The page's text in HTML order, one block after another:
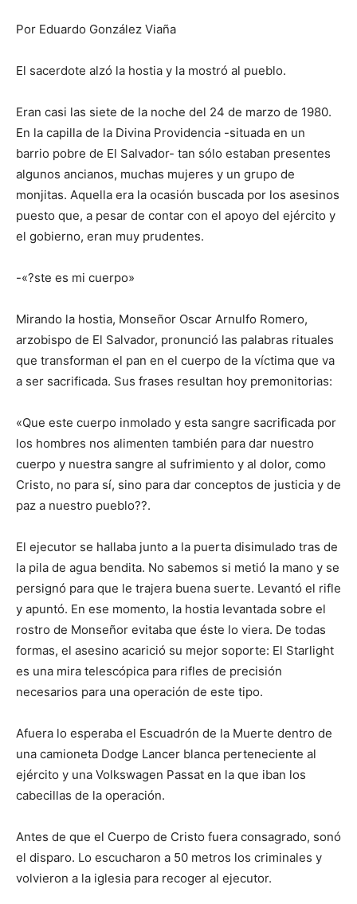
Por Eduardo González Viaña
El sacerdote alzó la hostia y la mostró al pueblo.
Eran casi las siete de la noche del 24 de marzo de 1980.
En la capilla de la Divina Providencia -situada en un
barrio pobre de El Salvador- tan sólo estaban presentes
algunos ancianos, muchas mujeres y un grupo de
monjitas. Aquella era la ocasión buscada por los asesinos
puesto que, a pesar de contar con el apoyo del ejército y
el gobierno, eran muy prudentes.
-«?ste es mi cuerpo»
Mirando la hostia, Monseñor Oscar Arnulfo Romero,
arzobispo de El Salvador, pronunció las palabras rituales
que transforman el pan en el cuerpo de la víctima que va
a ser sacrificada. Sus frases resultan hoy premonitorias:
«Que este cuerpo inmolado y esta sangre sacrificada por
los hombres nos alimenten también para dar nuestro
cuerpo y nuestra sangre al sufrimiento y al dolor, como
Cristo, no para sí, sino para dar conceptos de justicia y de
paz a nuestro pueblo??.
El ejecutor se hallaba junto a la puerta disimulado tras de
la pila de agua bendita. No sabemos si metió la mano y se
persignó para que le trajera buena suerte. Levantó el rifle
y apuntó. En ese momento, la hostia levantada sobre el
rostro de Monseñor evitaba que éste lo viera. De todas
formas, el asesino acarició su mejor soporte: El Starlight
es una mira telescópica para rifles de precisión
necesarios para una operación de este tipo.
Afuera lo esperaba el Escuadrón de la Muerte dentro de
una camioneta Dodge Lancer blanca perteneciente al
ejército y una Volkswagen Passat en la que iban los
cabecillas de la operación.
Antes de que el Cuerpo de Cristo fuera consagrado, sonó
el disparo. Lo escucharon a 50 metros los criminales y
volvieron a la iglesia para recoger al ejecutor.